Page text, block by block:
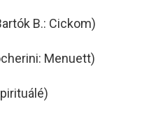
B.: Cickom)
Menuett)